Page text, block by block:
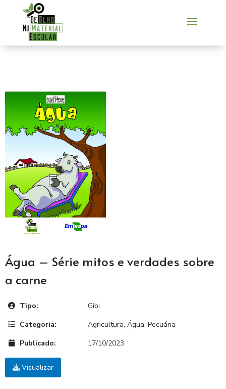
Água – Série mitos e verdades sobre
a carne
Tipo:
Gibi
Categoria:
Agricultura, Água, Pecuária
Publicado:
17/10/2023
Visualizar